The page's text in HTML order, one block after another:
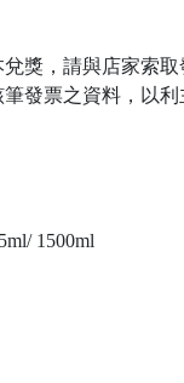
獎，請與店家索
發票之資料，以
1500ml